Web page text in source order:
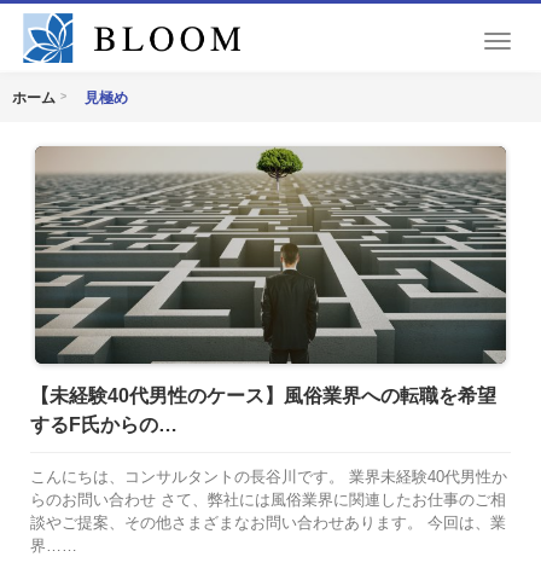
T
n
a
v
i
g
a
ホーム 見極め
【未経験40代男性のケース】風俗業界への転職を希望
するF氏からの…
こんにちは、コンサルタントの長谷川です。 業界未経験40代男性か
らのお問い合わせ さて、弊社には風俗業界に関連したお仕事のご相
談やご提案、その他さまざまなお問い合わせあります。 今回は、業
界……